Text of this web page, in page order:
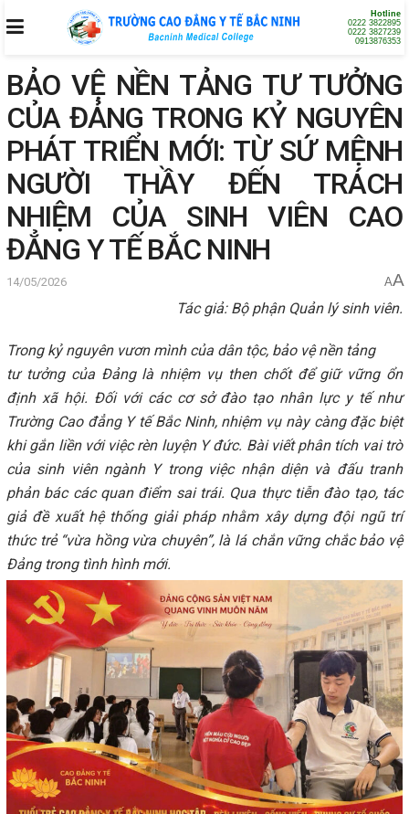
Hotline
0222 3822895
0222 3827239
0913876353
BẢO VỆ NỀN TẢNG TƯ TƯỞNG
CỦA ĐẢNG TRONG KỶ NGUYÊN
PHÁT TRIỂN MỚI: TỪ SỨ MỆNH
NGƯỜI THẦY ĐẾN TRÁCH
NHIỆM CỦA SINH VIÊN CAO
ĐẲNG Y TẾ BẮC NINH
14/05/2026 AA
Tác giả: Bộ phận Quản lý sinh viên.
Trong kỷ nguyên vươn mình của dân tộc, bảo vệ nền tảng
tư tưởng của Đảng là nhiệm vụ then chốt để giữ vững ổn
định xã hội. Đối với các cơ sở đào tạo nhân lực y tế như
Trường Cao đẳng Y tế Bắc Ninh, nhiệm vụ này càng đặc biệt
khi gắn liền với việc rèn luyện Y đức. Bài viết phân tích vai trò
của sinh viên ngành Y trong việc nhận diện và đấu tranh
phản bác các quan điểm sai trái. Qua thực tiễn đào tạo, tác
giả đề xuất hệ thống giải pháp nhằm xây dựng đội ngũ trí
thức trẻ “vừa hồng vừa chuyên”, là lá chắn vững chắc bảo vệ
Đảng trong tình hình mới.